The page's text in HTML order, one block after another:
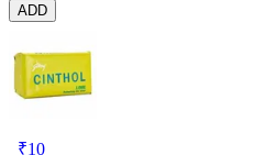
ADD
₹10